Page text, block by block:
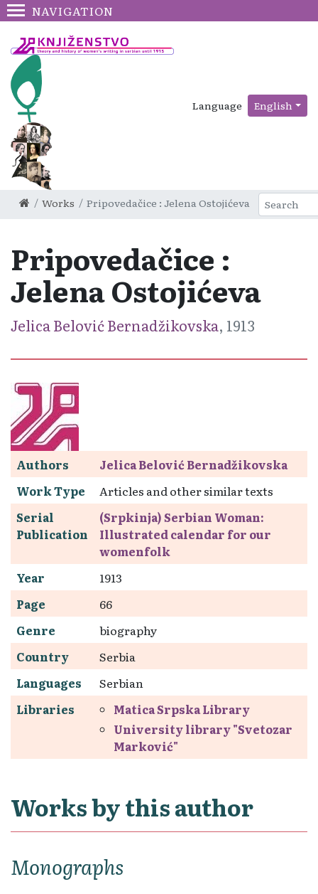
NAVIGATION
Language English
Works Pripovedačice : Jelena Ostojićeva
Pripovedačice :
Jelena Ostojićeva
Jelica Belović Bernadžikovska, 1913
Authors
Jelica Belović Bernadžikovska
Work Type
Articles and other similar texts
Serial
Publication
(Srpkinja) Serbian Woman:
Illustrated calendar for our
womenfolk
Year
1913
Page
66
Genre
biography
Country
Serbia
Languages
Serbian
Libraries
Matica Srpska Library
University library "Svetozar
Marković"
Works by this author
Monographs